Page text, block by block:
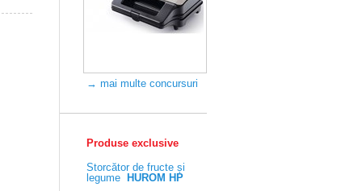
→ mai multe concursuri
Produse exclusive
Storcător de fructe și
legume
HUROM HP